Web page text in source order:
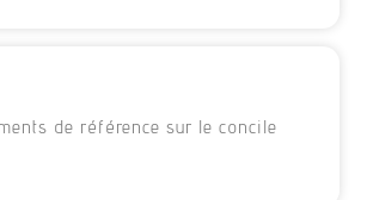
de référence sur le concile